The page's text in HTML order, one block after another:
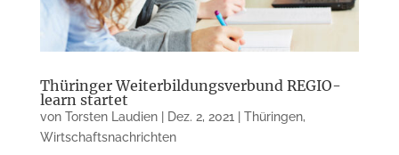
Thüringer Weiterbildungsverbund REGIO-
learn startet
von Torsten Laudien| Dez. 2, 2021 Thüringen,
Wirtschaftsnachrichten